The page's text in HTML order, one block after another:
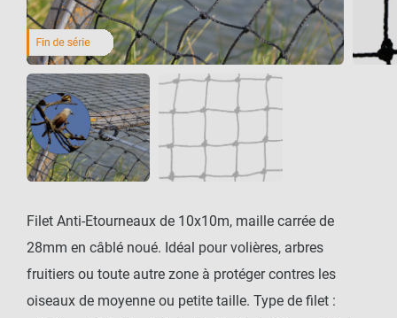
Filet Anti-Etourneaux de 10x10m, maille carrée de
28mm en câblé noué. Idéal pour volières, arbres
fruitiers ou toute autre zone à protéger contres les
oiseaux de moyenne ou petite taille. Type de filet :